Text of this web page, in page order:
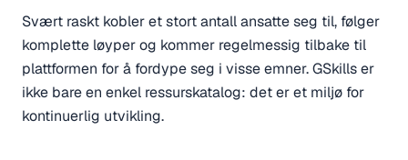
Svært raskt kobler et stort antall ansatte seg til, følger
komplette løyper og kommer regelmessig tilbake til
plattformen for å fordype seg i visse emner. GSkills er
ikke bare en enkel ressurskatalog: det er et miljø for
kontinuerlig utvikling.